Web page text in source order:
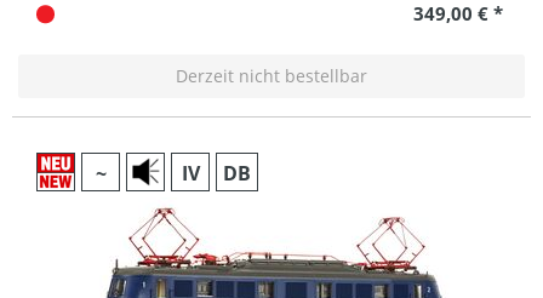
349,00 € *
Derzeit nicht bestellbar
~ IV DB